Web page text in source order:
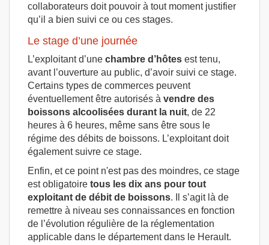
collaborateurs doit pouvoir à tout moment justifier
qu’il a bien suivi ce ou ces stages.
Le stage d’une journée
L’exploitant d’une chambre d’hôtes est tenu,
avant l’ouverture au public, d’avoir suivi ce stage.
Certains types de commerces peuvent
éventuellement être autorisés à vendre des
boissons alcoolisées durant la nuit, de 22
heures à 6 heures, même sans être sous le
régime des débits de boissons. L’exploitant doit
également suivre ce stage.
Enfin, et ce point n'est pas des moindres, ce stage
est obligatoire tous les dix ans pour tout
exploitant de débit de boissons. Il s’agit là de
remettre à niveau ses connaissances en fonction
de l’évolution régulière de la réglementation
applicable dans le département dans le Herault.